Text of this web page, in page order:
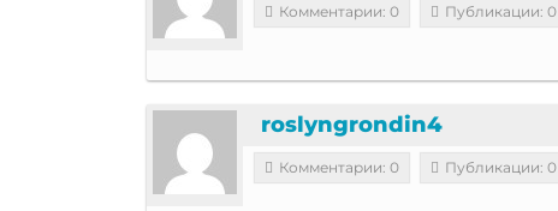
Комментарии: 0 Публикации: 0
roslyngrondin4
Комментарии: 0 Публикации: 0